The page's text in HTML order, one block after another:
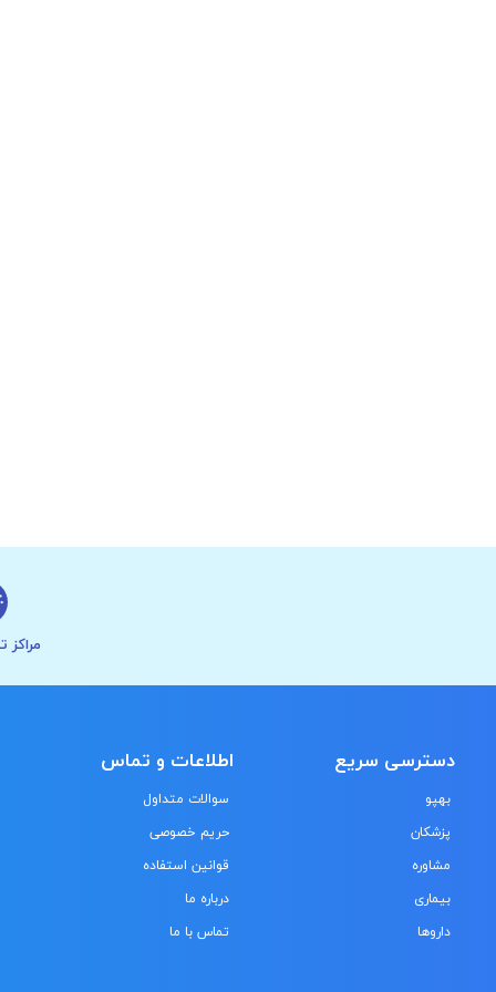
مراکز
دسترسی سریع
بهپو
پزشکان
مشاوره
بیماری
داروها
اطلاعات و تماس
سوالات متداول
حریم خصوصی
قوانین استفاده
درباره ما
تماس با ما